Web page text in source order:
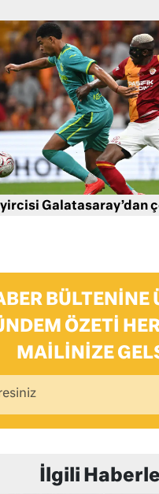
Galatasaray’dan
BÜLTENINE
ÖZETI
MAILINIZE
İlgili